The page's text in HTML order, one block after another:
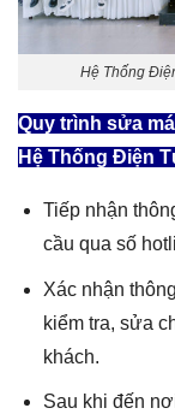
Hệ Thống
Quy trình sửa
Hệ Thống Điện
Tiếp nhận
cầu qua số
Xác nhận
kiểm tra, sửa
khách.
Sau khi đến